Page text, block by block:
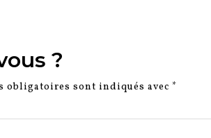
?
obligatoires sont indiqués avec *